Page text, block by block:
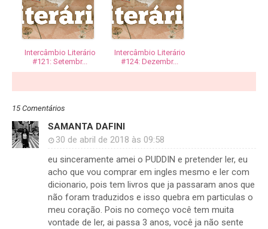
Intercâmbio Literário
#121: Setembr...
Intercâmbio Literário
#124: Dezembr...
15 Comentários
SAMANTA DAFINI
30 de abril de 2018 às 09:58
eu sinceramente amei o PUDDIN e pretender ler, eu
acho que vou comprar em ingles mesmo e ler com
dicionario, pois tem livros que ja passaram anos que
não foram traduzidos e isso quebra em particulas o
meu coração. Pois no começo você tem muita
vontade de ler, ai passa 3 anos, você ja não sente